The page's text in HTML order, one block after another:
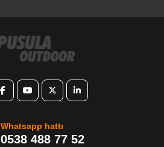
Whatsapp hattı
0538 488 77 52